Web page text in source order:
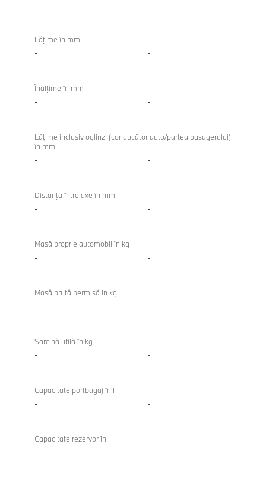
- -
Lăţime în mm
- -
Înălţime în mm
- -
Lăţime inclusiv oglinzi (conducător auto/partea pasagerului)
în mm
- -
Distanţa între axe în mm
- -
Masă proprie automobil în kg
- -
Masă brută permisă în kg
- -
Sarcină utilă în kg
- -
Capacitate portbagaj în l
- -
Capacitate rezervor în l
- -